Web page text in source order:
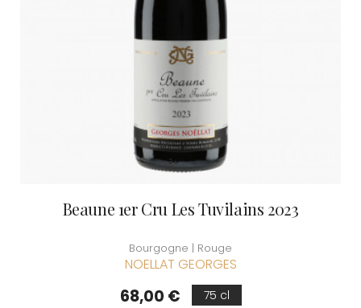
Beaune 1er Cru Les Tuvilains 2023
Bourgogne | Rouge
NOELLAT GEORGES
Prix
68,00 € 75 cl